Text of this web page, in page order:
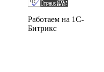
Работаем на 1C-
Битрикс